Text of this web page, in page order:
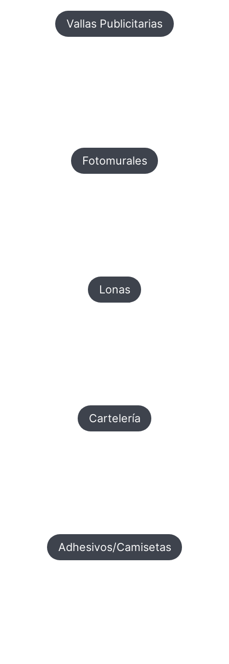
Vallas Publicitarias
Fotomurales
Lonas
Cartelería
Adhesivos/Camisetas